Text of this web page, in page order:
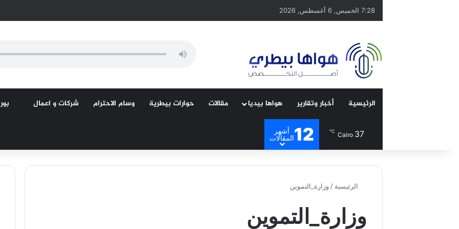
7:28 الخميس, 6 أغسطس, 2026
الرئيسية أخبار وتقارير هواها بيديا مقالات حوارات بيطرية وسام الاحترام شركات و اعمال
Cairo 37
℃
12
أشهر
المقالات
الرئيسية / وزارة_التموين
وزارة_التموين